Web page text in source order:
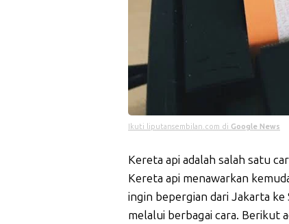
Ikuti liputansembilan.com di Google News
Kereta api adalah salah satu
Kereta api menawarkan
ingin bepergian dari Jakarta ke
melalui berbagai cara. Berikut